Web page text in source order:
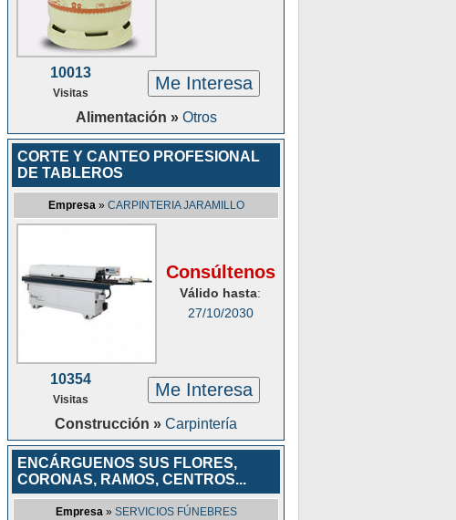
10013
Visitas Me Interesa
Alimentación » Otros
CORTE Y CANTEO PROFESIONAL
DE TABLEROS
Empresa » CARPINTERIA JARAMILLO
Consúltenos
Válido hasta:
27/10/2030
10354
Visitas Me Interesa
Construcción » Carpintería
ENCÁRGUENOS SUS FLORES,
CORONAS, RAMOS, CENTROS...
Empresa » SERVICIOS FÚNEBRES